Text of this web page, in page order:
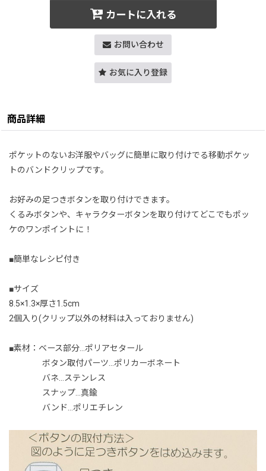
カートに入れる
お問い合わせ
お気に入り登録
商品詳細
ポケットのないお洋服やバッグに簡単に取り付けでる移動ポケッ
トのバンドクリップです。
お好みの足つきボタンを取り付けできます。
くるみボタンや、キャラクターボタンを取り付けてどこでもポッ
ケのワンポイントに！
■簡単なレシピ付き
■サイズ
8.5×1.3×厚さ1.5cm
2個入り(クリップ以外の材料は入っておりません)
■素材：ベース部分…ポリアセタール
ボタン取付パーツ…ポリカーボネート
バネ…ステンレス
スナップ…真鍮
バンド…ポリエチレン